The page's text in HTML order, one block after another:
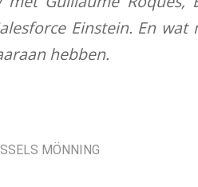
Einstein. En
hebben.
MÖNNING